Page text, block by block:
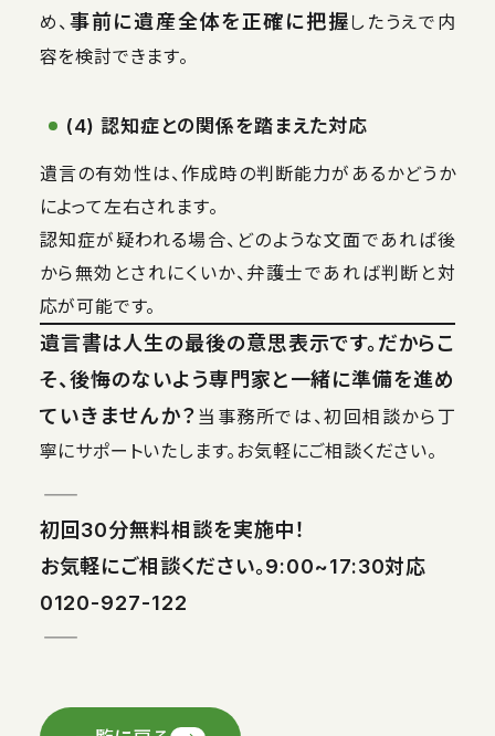
め、 事前に遺産全体を正確に把握したうえで内
容を検討できます。
(4) 認知症との関係を踏まえた対応
遺言の有効性は、作成時の判断能力があるかどうか
によって左右されます。
認知症が疑われる場合、どのような文面であれば後
から無効とされにくいか、弁護士であれば判断と対
応が可能です。
遺言書は人生の最後の意思表示です。だからこ
そ、後悔のないよう専門家と一緒に準備を進め
ていきませんか？ 当事務所では、初回相談から丁
寧にサポートいたします。お気軽にご相談ください。
――――――――――――――
初回30分無料相談を実施中！
お気軽にご相談ください。9:00~17:30対応
0120-927-122
――――――――――――――